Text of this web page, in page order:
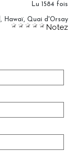
Lu 1584 fois
, Hawaï, Quai d'Orsay
Notez